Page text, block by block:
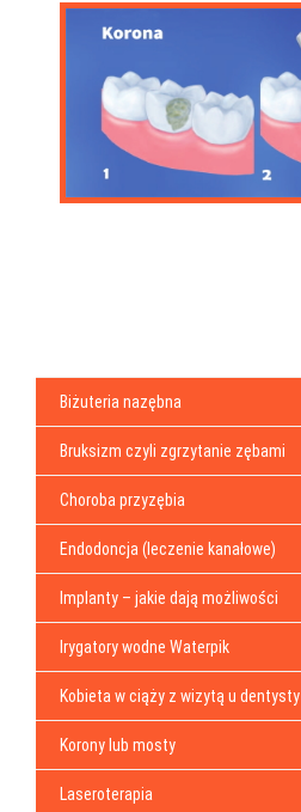
Biżuteria nazębna
Bruksizm czyli zgrzytanie zębami
Choroba przyzębia
Endodoncja (leczenie kanałowe)
Implanty – jakie dają możliwości
Irygatory wodne Waterpik
Kobieta w ciąży z wizytą u dentysty
Korony lub mosty
Laseroterapia